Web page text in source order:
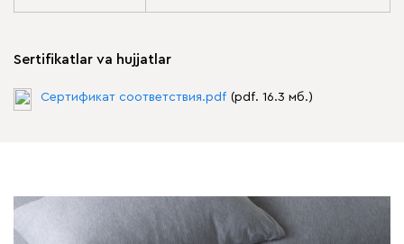
Sertifikatlar va hujjatlar
Сертификат соответствия.pdf (pdf. 16.3 мб.)